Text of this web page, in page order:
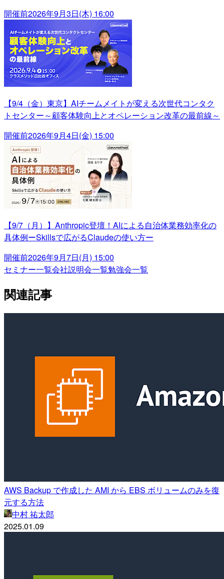
開催前2026年9月3日(木) 16:00
【9/4（金）東京】AIチームメイトが変える次世代コンタク
トセンター～顧客体験向上とオペレーション改革の最前線～
開催前2026年9月4日(金) 15:00
【9/7（月）】Anthropic登壇！AIによる自治体業務効率化の
具体例ーSkillsで広がるClaudeの使い方ー
開催前2026年9月7日(月) 15:00
セミナー一覧会社説明会一覧勉強会一覧
関連記事
AWS Backup で作成した AMI から EBS ボリュームのみを復
元する方法
中村 祐太郎
2025.01.09